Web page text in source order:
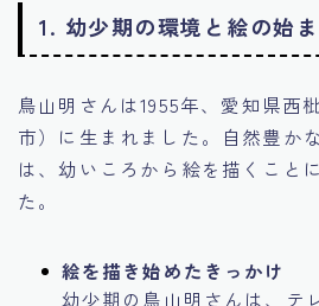
1. 幼少期の環境と絵の始ま
鳥山明さんは1955年、愛知県西
市）に生まれました。自然豊か
は、幼いころから絵を描くこと
た。
絵を描き始めたきっかけ
幼少期の鳥山明さんは、テ